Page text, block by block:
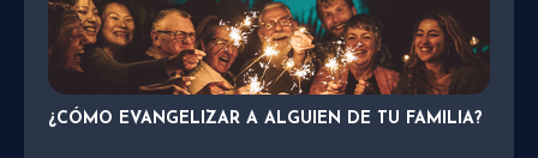
¿CÓMO EVANGELIZAR A ALGUIEN DE TU FAMILIA?